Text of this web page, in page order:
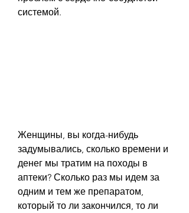
системой.
Женщины, вы когда-нибудь
задумывались, сколько времени и
денег мы тратим на походы в
аптеки? Сколько раз мы идем за
одним и тем же препаратом,
который то ли закончился, то ли